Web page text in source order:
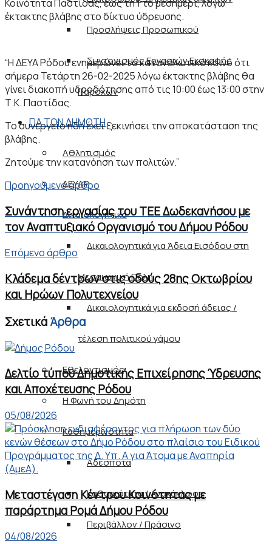
Προσλήψεις Προσωπικού
Συντονισμός Εργασιών Εκσκαφής
Παρόχων
ΓΙΑ ΤΟΝ ΔΗΜΟΤΗ
Αθλητισμός
ΔΕΥΑΡ
Δικαιολογητικά
Δικαιολογητικά για Άδεια Εισόδου στη
Μεσαιωνική Πόλη
Δικαιολογητικά για εκδοσή άδειας /
τέλεση πολιτικού γάμου
Εθελοντισμός
Η Φωνή του Δημότη
Καθημερινότητα
Αδέσποτα
Καθαριότητα / Ανακύκλωση
Περιβάλλον / Πράσινο
Κοινότητα Παστίδας, έως τη 1 το μεσημέρι, λόγω
έκτακτης βλάβης στο δίκτυο ύδρευσης.
“H ΔΕΥΑ Ρόδου ενημερώνει το καταναλωτικό κοινό ότι
σήμερα Τετάρτη 26-02-2025 λόγω έκτακτης βλάβης θα
γίνει διακοπή υδροδότησης από τις 10:00 έως 13:00 στην
Τ.Κ. Παστίδας.
Το συνεργείο ήδη έχει ξεκινήσει την αποκατάσταση της
βλάβης.
Ζητούμε την κατανόηση των πολιτών.”
Προηγούμενο άρθρο
Συνάντηση εργασίας του ΤΕΕ Δωδεκανήσου με
τον Αναπτυξιακό Οργανισμό του Δήμου Ρόδου
Επόμενο άρθρο
Κλάδεμα δέντρων στις οδούς 28ης Οκτωβρίου
και Ηρώων Πολυτεχνείου
ΣχετικάΆρθρα
Δελτίο τύπου Δημοτικής Επιχείρησης Ύδρευσης
και Αποχέτευσης Ρόδου
05/08/2026
Μεταστέγαση Κέντρου Κοινότητας με
παράρτημα Ρομά Δήμου Ρόδου
04/08/2026